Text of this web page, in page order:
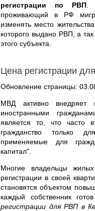
регистрации по РВП
проживающий в РФ
изменять место
которого выдано РВП, а
этого субъекта.
Цена регистрации
Обновление страницы:
МВД активно внедряет
иностранными
является то, что часто
гражданство только
применяемые для
капитал".
Многие владельцы
регистрации в своей
становятся объектом
каждый собственник
регистрации для РВП в